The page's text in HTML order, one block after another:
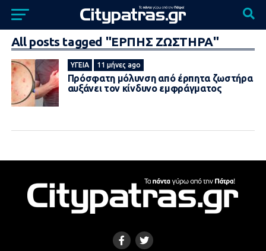
All posts tagged "ΕΡΠΗΣ ΖΩΣΤΗΡΑ"
ΥΓΕΊΑ 11 μήνες ago
Πρόσφατη μόλυνση από έρπητα ζωστήρα
αυξάνει τον κίνδυνο εμφράγματος